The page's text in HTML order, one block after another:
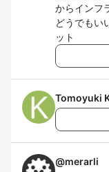
からインフ
どうでもい
ット
Tomoyuki
@merarli